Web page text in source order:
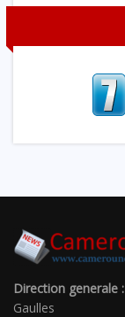
Direction generale :
Gaulles